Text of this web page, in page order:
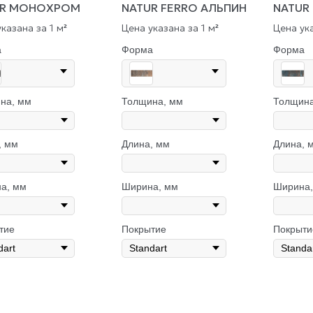
МОНОХРОМ
за 1 м²
мм
мм
мм
NATUR FERRO АЛЬПИН
Цена указана за 1 м²
Форма
Толщина, мм
Длина, мм
Ширина, мм
Покрытие
Цена
Форма
Длина,